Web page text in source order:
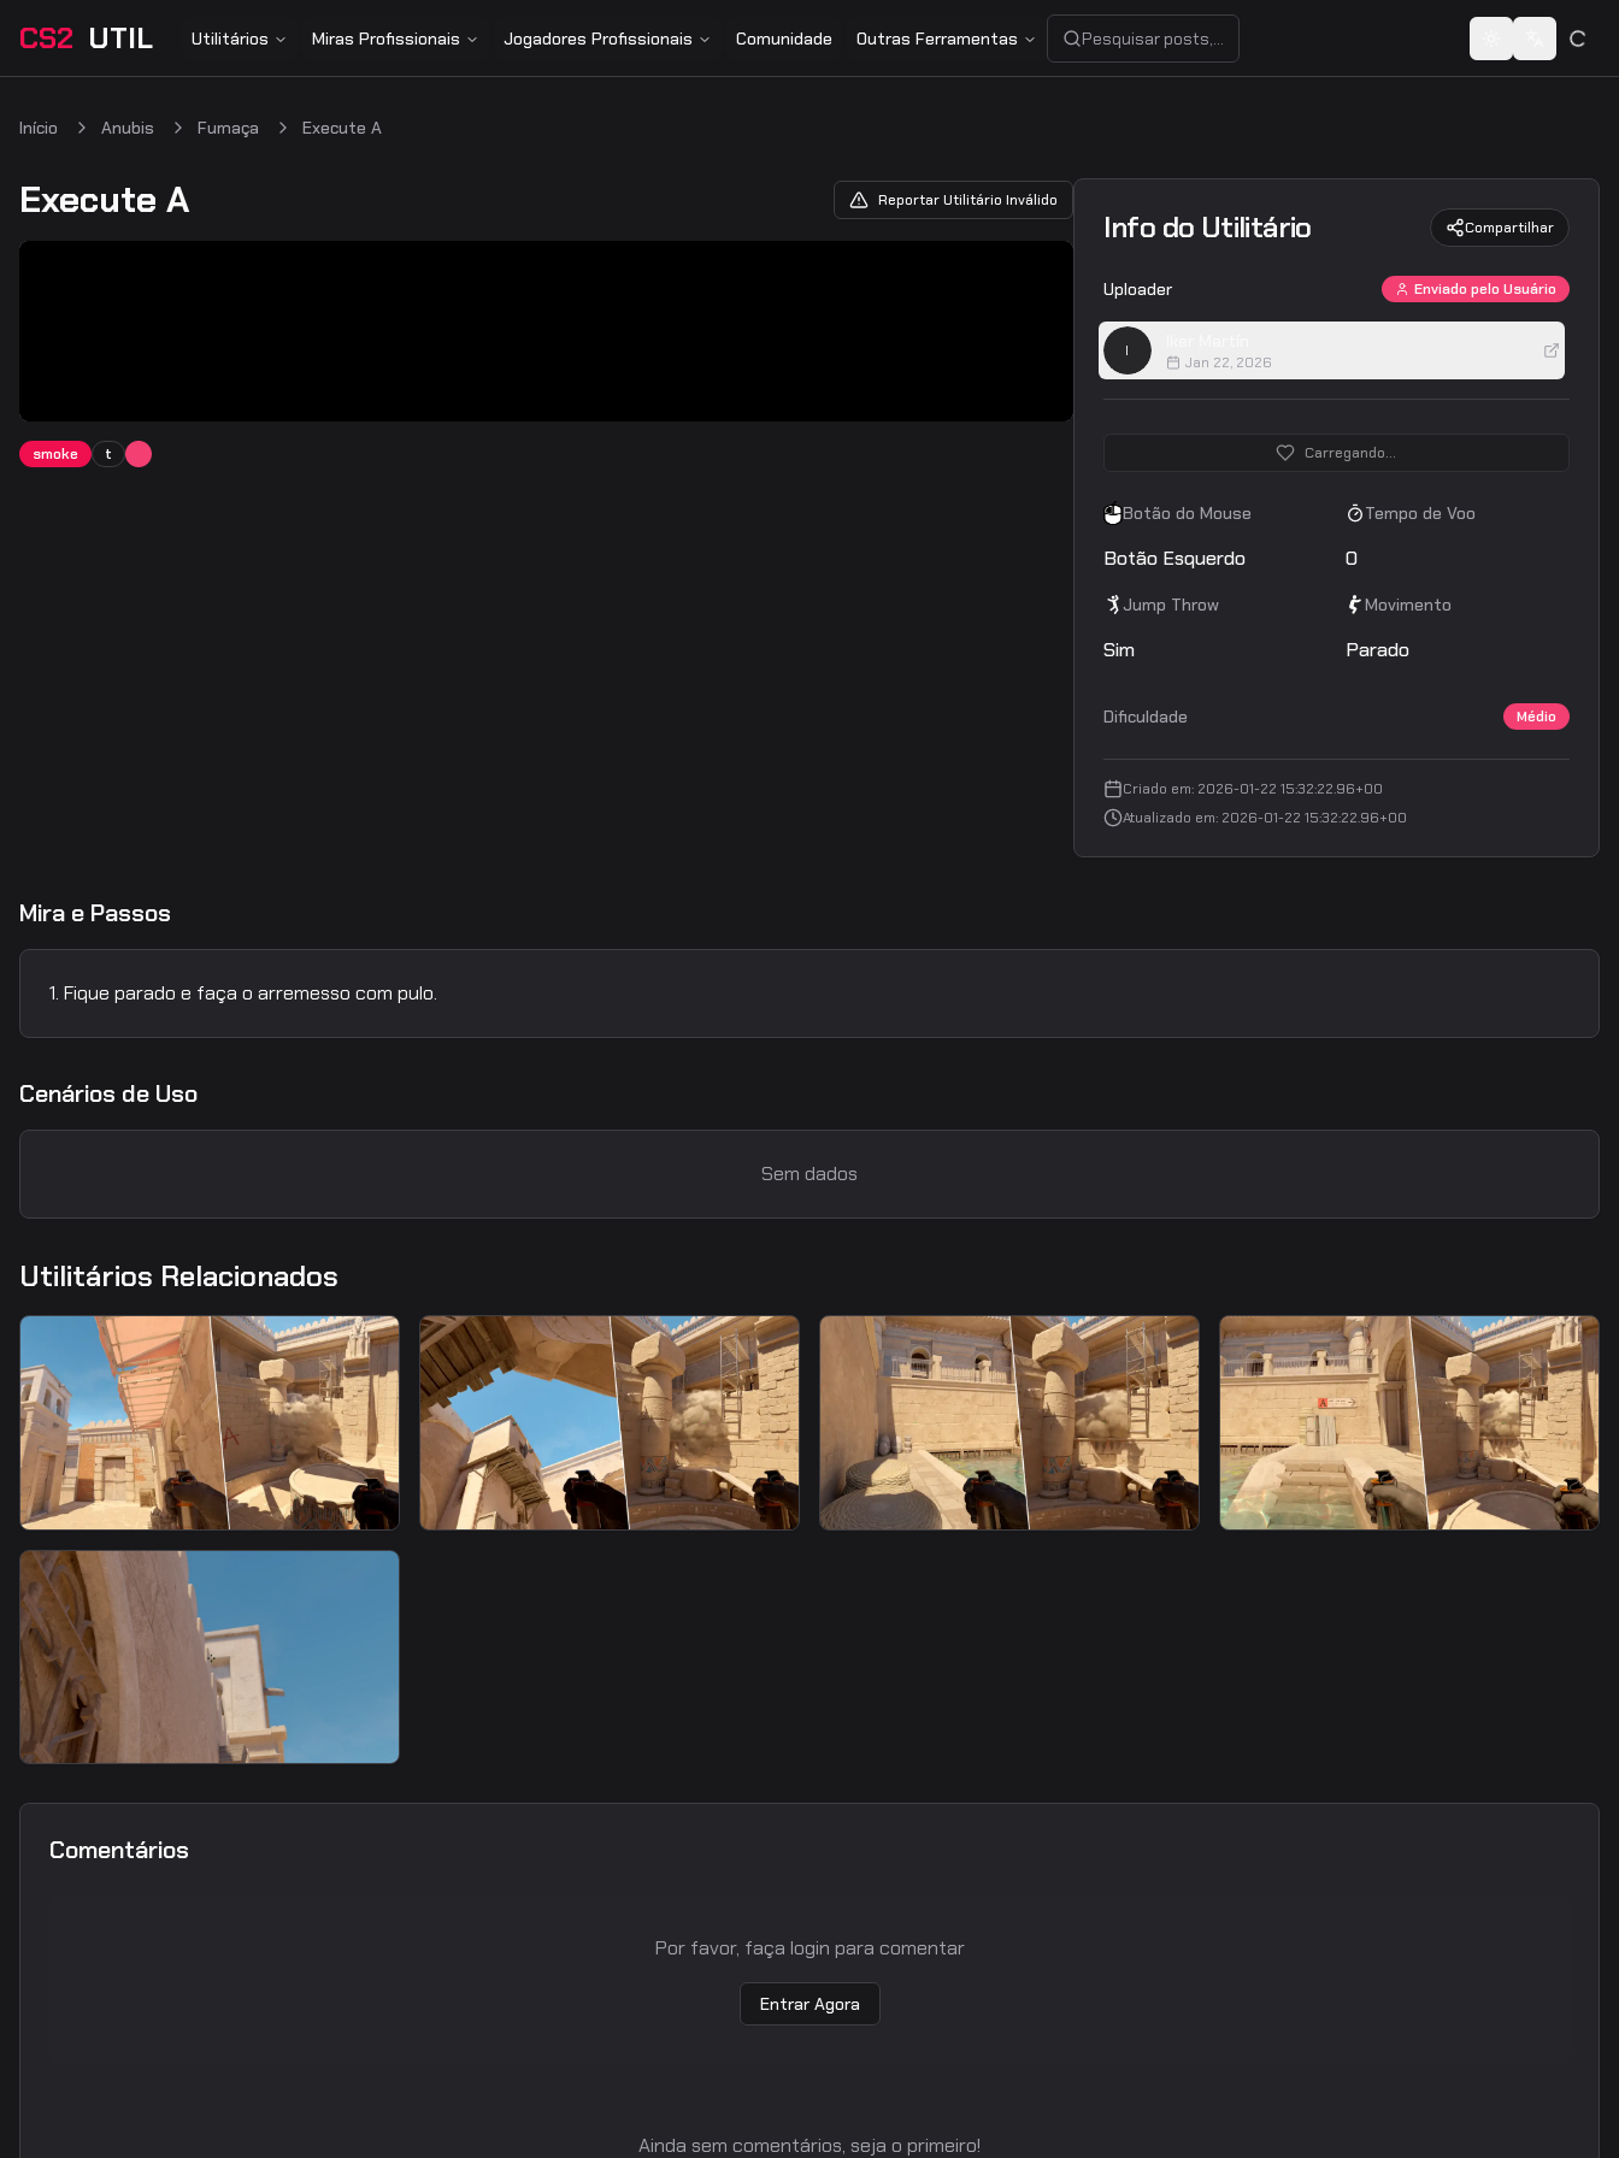
CS2 UTIL Utilitários Miras Profissionais Jogadores Profissionais Comunidade Outras Ferramentas Pesquisar posts, usuários ou share codes... Toggle theme
Switch
Início Anubis Fumaça Execute A
Execute A Reportar Utilitário Inválido
smoke t
Info do Utilitário Compartilhar
Uploader Enviado pelo Usuário
I
Jan 22, 2026
Carregando...
Botão do Mouse
Botão Esquerdo
Tempo de Voo
0
Jump Throw
Sim
Movimento
Parado
Dificuldade Médio
Criado em: 2026-01-22 15:32:22.96+00
Atualizado em: 2026-01-22 15:32:22.96+00
Mira e Passos
Fique parado e faça o arremesso com pulo.
Cenários de Uso
Sem dados
Utilitários Relacionados
smoke
Heaven Smoke From Upper
A Site heaven smoke
Comentários
Por favor, faça login para comentar
Entrar Agora
Ainda sem comentários, seja o primeiro!